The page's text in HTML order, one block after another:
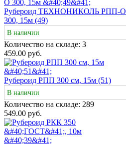
Рубероид ТЕХНОНИКОЛЬ РПП-О
300, 15м (49)
В наличии
Количество на складе: 3
459.00 руб.
Рубероид РПП 300 см, 15м (51)
В наличии
Количество на складе: 289
549.00 руб.